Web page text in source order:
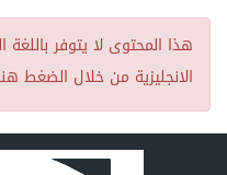
هذا المحتوى لا يتوفر
الانجليزية من خلال الضغط